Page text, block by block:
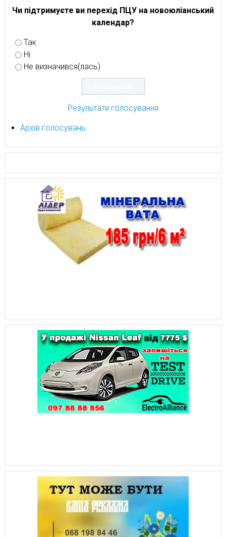
Чи підтримуєте ви перехід ПЦУ на новоюліанський
календар?
Так
Ні
Не визначився(лась)
Результати голосування
Архів голосувань